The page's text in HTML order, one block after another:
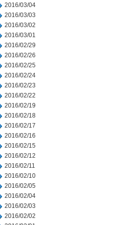
2016/03/04
2016/03/03
2016/03/02
2016/03/01
2016/02/29
2016/02/26
2016/02/25
2016/02/24
2016/02/23
2016/02/22
2016/02/19
2016/02/18
2016/02/17
2016/02/16
2016/02/15
2016/02/12
2016/02/11
2016/02/10
2016/02/05
2016/02/04
2016/02/03
2016/02/02